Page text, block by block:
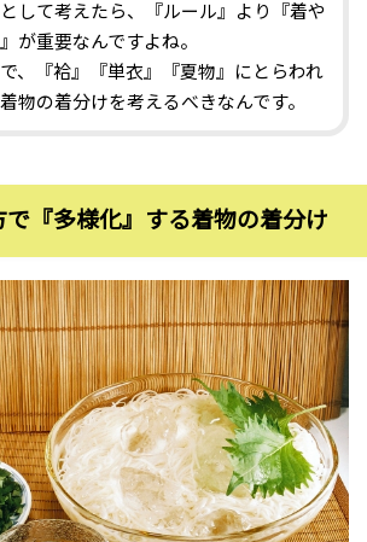
して考えたら、『ルール』より『着や
が重要なんですよね。
、『袷』『単衣』『夏物』にとらわれ
物の着分けを考えるべきなんです。
『多様化』する着物の着分け